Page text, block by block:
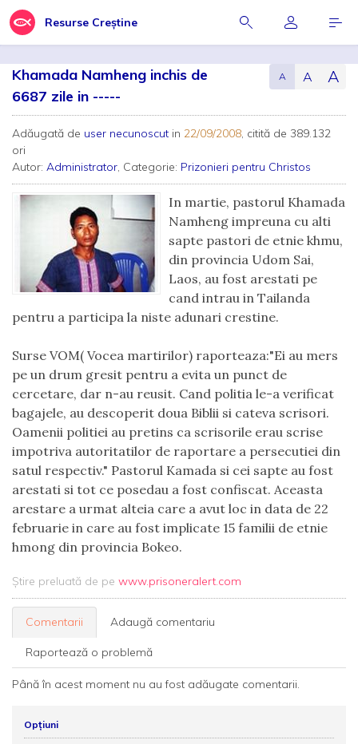
Resurse Creștine
Khamada Namheng inchis de
6687 zile in -----
A A A
Adăugată de user necunoscut in 22/09/2008, citită de 389.132
ori
Autor: Administrator, Categorie: Prizonieri pentru Christos
In martie, pastorul Khamada
Namheng impreuna cu alti
sapte pastori de etnie khmu,
din provincia Udom Sai,
Laos, au fost arestati pe
cand intrau in Tailanda
pentru a participa la niste adunari crestine.
Surse VOM( Vocea martirilor) raporteaza:"Ei au mers
pe un drum gresit pentru a evita un punct de
cercetare, dar n-au reusit. Cand politia le-a verificat
bagajele, au descoperit doua Biblii si cateva scrisori.
Oamenii politiei au pretins ca scrisorile erau scrise
impotriva autoritatilor de raportare a persecutiei din
satul respectiv." Pastorul Kamada si cei sapte au fost
arestati si tot ce posedau a fost confiscat. Aceasta
arestare a urmat alteia care a avut loc in data de 22
februarie in care au fost implicate 15 familii de etnie
hmong din provincia Bokeo.
Știre preluată de pe www.prisoneralert.com
Comentarii Adaugă comentariu
Raportează o problemă
Până în acest moment nu au fost adăugate comentarii.
Opțiuni